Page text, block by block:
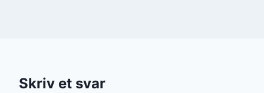
Skriv et svar